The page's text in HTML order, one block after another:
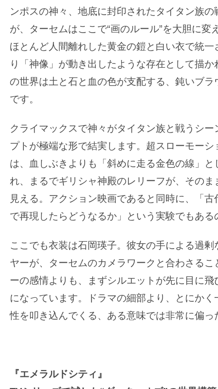
ンポスの神々、地底に封印されたタイタン族
が、ターセムはここで“画のルール”を大胆に変
ほとんど人間離れした黄金の鎧と白い衣で統
り「神像」が動き出したような存在として描
の世界は土と石と血の色が支配する、鈍いブラ
です。
クライマックスで神々がタイタン族と戦うシ
プトが極端な形で結実します。超スローモー
は、血しぶきよりも「斜めに走る金色の線」
れ、まるでギリシャ神殿のレリーフが、その
見える。アクション映画であると同時に、「
で再現したらどうなるか」という実験でもある
ここでも衣装は石岡瑛子。彼女の手による過
ヤーが、ターセムのカメラワークと合わさる
ーの感情よりも、まずシルエットが先に目に
になっています。ドラマの細部より、とにか
性を叩き込んでくる、ある意味では非常に偏っ
『エメラルドシティ』